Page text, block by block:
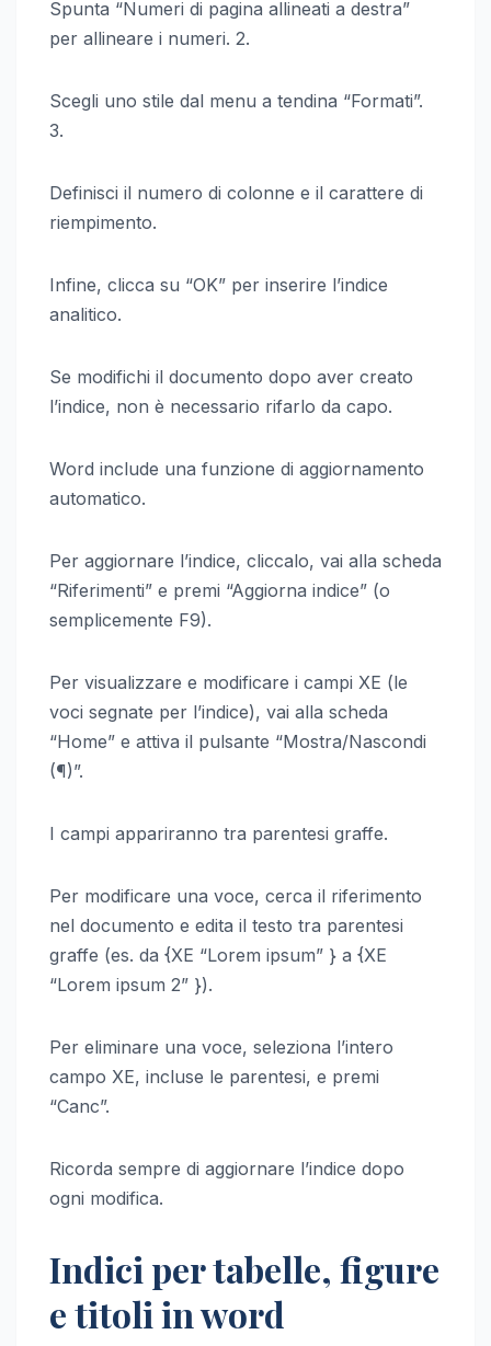
Spunta “Numeri di pagina allineati a destra”
per allineare i numeri. 2.
Scegli uno stile dal menu a tendina “Formati”.
3.
Definisci il numero di colonne e il carattere di
riempimento.
Infine, clicca su “OK” per inserire l’indice
analitico.
Se modifichi il documento dopo aver creato
l’indice, non è necessario rifarlo da capo.
Word include una funzione di aggiornamento
automatico.
Per aggiornare l’indice, cliccalo, vai alla scheda
“Riferimenti” e premi “Aggiorna indice” (o
semplicemente F9).
Per visualizzare e modificare i campi XE (le
voci segnate per l’indice), vai alla scheda
“Home” e attiva il pulsante “Mostra/Nascondi
(¶)”.
I campi appariranno tra parentesi graffe.
Per modificare una voce, cerca il riferimento
nel documento e edita il testo tra parentesi
graffe (es. da {XE “Lorem ipsum” } a {XE
“Lorem ipsum 2” }).
Per eliminare una voce, seleziona l’intero
campo XE, incluse le parentesi, e premi
“Canc”.
Ricorda sempre di aggiornare l’indice dopo
ogni modifica.
Indici per tabelle, figure
e titoli in word